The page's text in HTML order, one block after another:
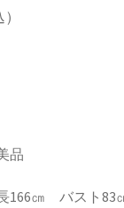
品
166㎝ バスト83